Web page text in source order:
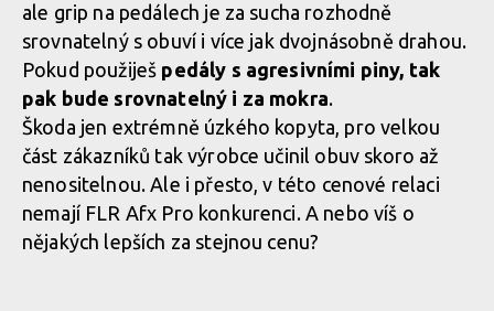
Srovnání s Endura Hummwee, podrážka je ještě více užší
Srovnání s Endura Hummwee, podrážka je ještě více užší
Srovnání s Endura Hummwee, podrážka je ještě více užší
ale grip na pedálech je za sucha rozhodně
srovnatelný s obuví i více jak dvojnásobně drahou.
Pokud použiješ pedály s agresivními piny, tak
pak bude srovnatelný i za mokra.
Škoda jen extrémně úzkého kopyta, pro velkou
část zákazníků tak výrobce učinil obuv skoro až
nenositelnou. Ale i přesto, v této cenové relaci
nemají FLR Afx Pro konkurenci. A nebo víš o
nějakých lepších za stejnou cenu?